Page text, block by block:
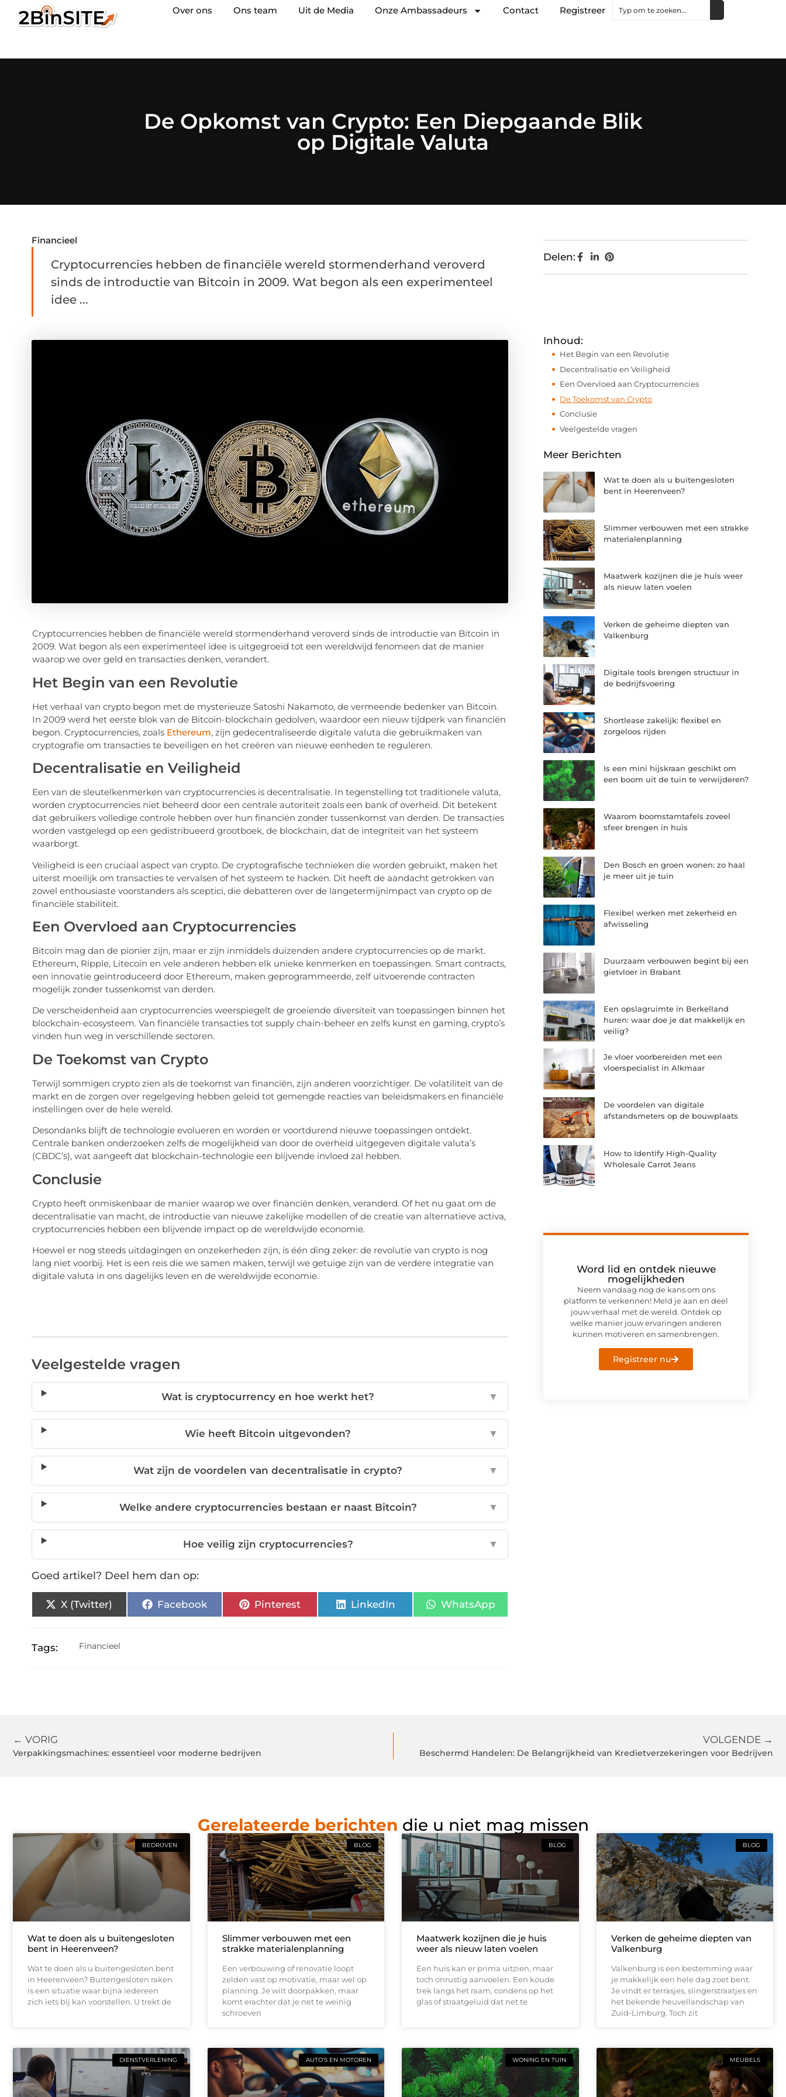
Over ons Ons team Uit de Media Onze Ambassadeurs Contact Registreer
De Opkomst van Crypto: Een Diepgaande Blik
op Digitale Valuta
Financieel
Cryptocurrencies hebben de financiële wereld stormenderhand veroverd
sinds de introductie van Bitcoin in 2009. Wat begon als een experimenteel
idee ...
Cryptocurrencies hebben de financiële wereld stormenderhand veroverd sinds de introductie van Bitcoin in
2009. Wat begon als een experimenteel idee is uitgegroeid tot een wereldwijd fenomeen dat de manier
waarop we over geld en transacties denken, verandert.
Het Begin van een Revolutie
Het verhaal van crypto begon met de mysterieuze Satoshi Nakamoto, de vermeende bedenker van Bitcoin.
In 2009 werd het eerste blok van de Bitcoin-blockchain gedolven, waardoor een nieuw tijdperk van financiën
begon. Cryptocurrencies, zoals Ethereum, zijn gedecentraliseerde digitale valuta die gebruikmaken van
cryptografie om transacties te beveiligen en het creëren van nieuwe eenheden te reguleren.
Decentralisatie en Veiligheid
Een van de sleutelkenmerken van cryptocurrencies is decentralisatie. In tegenstelling tot traditionele valuta,
worden cryptocurrencies niet beheerd door een centrale autoriteit zoals een bank of overheid. Dit betekent
dat gebruikers volledige controle hebben over hun financiën zonder tussenkomst van derden. De transacties
worden vastgelegd op een gedistribueerd grootboek, de blockchain, dat de integriteit van het systeem
waarborgt.
Veiligheid is een cruciaal aspect van crypto. De cryptografische technieken die worden gebruikt, maken het
uiterst moeilijk om transacties te vervalsen of het systeem te hacken. Dit heeft de aandacht getrokken van
zowel enthousiaste voorstanders als sceptici, die debatteren over de langetermijnimpact van crypto op de
financiële stabiliteit.
Een Overvloed aan Cryptocurrencies
Bitcoin mag dan de pionier zijn, maar er zijn inmiddels duizenden andere cryptocurrencies op de markt.
Ethereum, Ripple, Litecoin en vele anderen hebben elk unieke kenmerken en toepassingen. Smart contracts,
een innovatie geïntroduceerd door Ethereum, maken geprogrammeerde, zelf uitvoerende contracten
mogelijk zonder tussenkomst van derden.
De verscheidenheid aan cryptocurrencies weerspiegelt de groeiende diversiteit van toepassingen binnen het
blockchain-ecosysteem. Van financiële transacties tot supply chain-beheer en zelfs kunst en gaming, crypto’s
vinden hun weg in verschillende sectoren.
De Toekomst van Crypto
Terwijl sommigen crypto zien als de toekomst van financiën, zijn anderen voorzichtiger. De volatiliteit van de
markt en de zorgen over regelgeving hebben geleid tot gemengde reacties van beleidsmakers en financiële
instellingen over de hele wereld.
Desondanks blijft de technologie evolueren en worden er voortdurend nieuwe toepassingen ontdekt.
Centrale banken onderzoeken zelfs de mogelijkheid van door de overheid uitgegeven digitale valuta’s
(CBDC’s), wat aangeeft dat blockchain-technologie een blijvende invloed zal hebben.
Conclusie
Crypto heeft onmiskenbaar de manier waarop we over financiën denken, veranderd. Of het nu gaat om de
decentralisatie van macht, de introductie van nieuwe zakelijke modellen of de creatie van alternatieve activa,
cryptocurrencies hebben een blijvende impact op de wereldwijde economie.
Hoewel er nog steeds uitdagingen en onzekerheden zijn, is één ding zeker: de revolutie van crypto is nog
lang niet voorbij. Het is een reis die we samen maken, terwijl we getuige zijn van de verdere integratie van
digitale valuta in ons dagelijks leven en de wereldwijde economie.
Veelgestelde vragen
Wat is cryptocurrency en hoe werkt het? ▼
Wie heeft Bitcoin uitgevonden? ▼
Wat zijn de voordelen van decentralisatie in crypto? ▼
Welke andere cryptocurrencies bestaan er naast Bitcoin? ▼
Hoe veilig zijn cryptocurrencies? ▼
Goed artikel? Deel hem dan op:
X (Twitter) Facebook Pinterest LinkedIn WhatsApp
Tags: Financieel
Delen:
Inhoud:
Het Begin van een Revolutie
Decentralisatie en Veiligheid
Een Overvloed aan Cryptocurrencies
De Toekomst van Crypto
Conclusie
Veelgestelde vragen
Meer Berichten
Wat te doen als u buitengesloten
bent in Heerenveen?
Slimmer verbouwen met een strakke
materialenplanning
Maatwerk kozijnen die je huis weer
als nieuw laten voelen
Verken de geheime diepten van
Valkenburg
Digitale tools brengen structuur in
de bedrijfsvoering
Shortlease zakelijk: flexibel en
zorgeloos rijden
Is een mini hijskraan geschikt om
een boom uit de tuin te verwijderen?
Waarom boomstamtafels zoveel
sfeer brengen in huis
Den Bosch en groen wonen: zo haal
je meer uit je tuin
Flexibel werken met zekerheid en
afwisseling
Duurzaam verbouwen begint bij een
gietvloer in Brabant
Een opslagruimte in Berkelland
huren: waar doe je dat makkelijk en
veilig?
Je vloer voorbereiden met een
vloerspecialist in Alkmaar
De voordelen van digitale
afstandsmeters op de bouwplaats
How to Identify High-Quality
Wholesale Carrot Jeans
Word lid en ontdek nieuwe
mogelijkheden
Neem vandaag nog de kans om ons
platform te verkennen! Meld je aan en deel
jouw verhaal met de wereld. Ontdek op
welke manier jouw ervaringen anderen
kunnen motiveren en samenbrengen.
Registreer nu
← VORIG
Verpakkingsmachines: essentieel voor moderne bedrijven
VOLGENDE →
Beschermd Handelen: De Belangrijkheid van Kredietverzekeringen voor Bedrijven
Gerelateerde berichten die u niet mag missen
BEDRIJVEN
Wat te doen als u buitengesloten
bent in Heerenveen?
Wat te doen als u buitengesloten bent
in Heerenveen? Buitengesloten raken
is een situatie waar bijna iedereen
zich iets bij kan voorstellen. U trekt de
BLOG
Slimmer verbouwen met een
strakke materialenplanning
Een verbouwing of renovatie loopt
zelden vast op motivatie, maar wel op
planning. Je wilt doorpakken, maar
komt erachter dat je net te weinig
schroeven
BLOG
Maatwerk kozijnen die je huis
weer als nieuw laten voelen
Een huis kan er prima uitzien, maar
toch onrustig aanvoelen. Een koude
trek langs het raam, condens op het
glas of straatgeluid dat net te
BLOG
Verken de geheime diepten van
Valkenburg
Valkenburg is een bestemming waar
je makkelijk een hele dag zoet bent.
Je vindt er terrasjes, slingerstraatjes en
het bekende heuvellandschap van
Zuid-Limburg. Toch zit
DIENSTVERLENING AUTO’S EN MOTOREN WONING EN TUIN MEUBELS